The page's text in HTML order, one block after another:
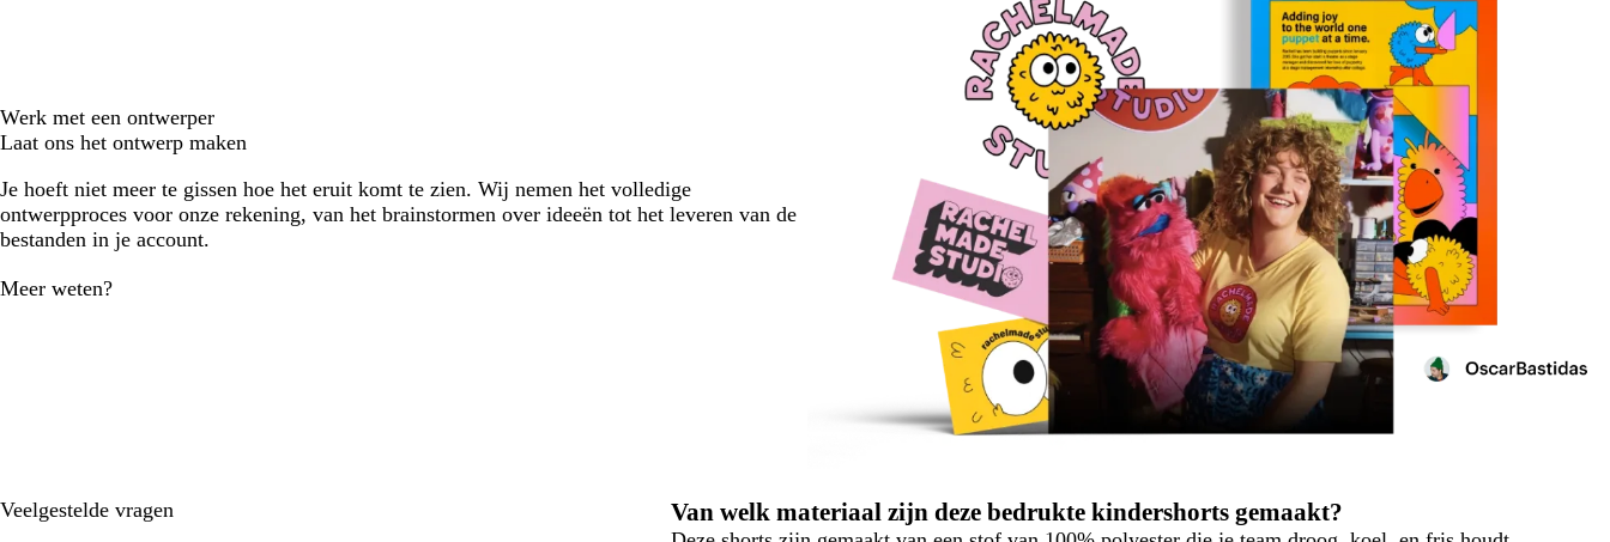
Werk met een ontwerper
Laat ons het ontwerp maken
Je hoeft niet meer te gissen hoe het eruit komt te zien. Wij nemen het volledige
ontwerpproces voor onze rekening, van het brainstormen over ideeën tot het leveren van de
bestanden in je account.
Meer weten?
Veelgestelde vragen Van welk materiaal zijn deze bedrukte kindershorts gemaakt?